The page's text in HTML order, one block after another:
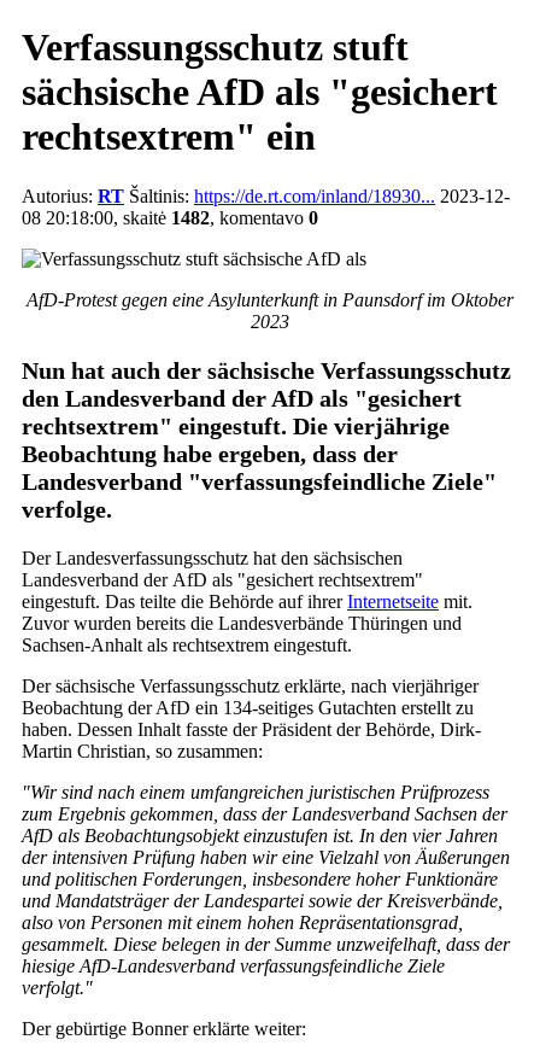
Verfassungsschutz stuft
sächsische AfD als "gesichert
rechtsextrem" ein
Autorius: RT Šaltinis: https://de.rt.com/inland/18930... 2023-12-
08 20:18:00, skaitė 1482, komentavo 0
AfD-Protest gegen eine Asylunterkunft in Paunsdorf im Oktober
2023
Nun hat auch der sächsische Verfassungsschutz
den Landesverband der AfD als "gesichert
rechtsextrem" eingestuft. Die vierjährige
Beobachtung habe ergeben, dass der
Landesverband "verfassungsfeindliche Ziele"
verfolge.
Der Landesverfassungsschutz hat den sächsischen
Landesverband der AfD als "gesichert rechtsextrem"
eingestuft. Das teilte die Behörde auf ihrerInternetseite mit.
Zuvor wurden bereits die Landesverbände Thüringen und
Sachsen-Anhalt als rechtsextrem eingestuft.
Der sächsische Verfassungsschutz erklärte, nach vierjähriger
Beobachtung der AfD ein 134-seitiges Gutachten erstellt zu
haben. Dessen Inhalt fasste der Präsident der Behörde, Dirk-
Martin Christian, so zusammen:
"Wir sind nach einem umfangreichen juristischen Prüfprozess
zum Ergebnis gekommen, dass der Landesverband Sachsen der
AfD als Beobachtungsobjekt einzustufen ist. In den vier Jahren
der intensiven Prüfung haben wir eine Vielzahl von Äußerungen
und politischen Forderungen, insbesondere hoher Funktionäre
und Mandatsträger der Landespartei sowie der Kreisverbände,
also von Personen mit einem hohen Repräsentationsgrad,
gesammelt. Diese belegen in der Summe unzweifelhaft, dass der
hiesige AfD-Landesverband verfassungsfeindliche Ziele
verfolgt."
Der gebürtige Bonner erklärte weiter: